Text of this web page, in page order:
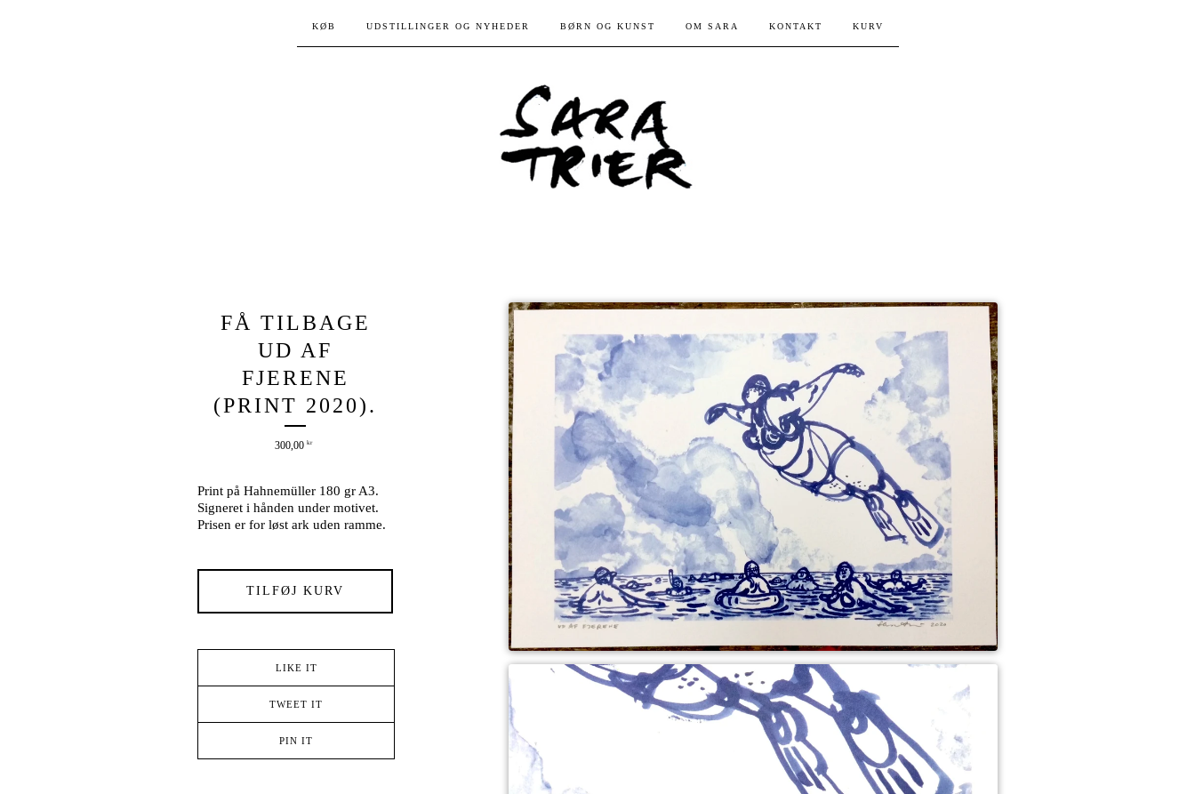
KØB UDSTILLINGER OG NYHEDER BØRN OG KUNST OM SARA KONTAKT KURV
FÅ TILBAGE
UD AF
FJERENE
(PRINT 2020).
300,00 kr
Print på Hahnemüller 180 gr A3.
Signeret i hånden under motivet.
Prisen er for løst ark uden ramme.
TILFØJ KURV
LIKE IT
TWEET IT
PIN IT